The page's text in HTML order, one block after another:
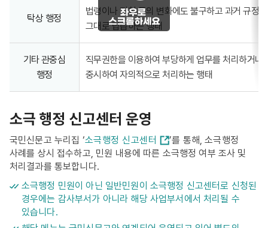
탁상 행정
법령이나 지침 등의 변화에도 불구하고 과거 규정
그대로 답습하는 행태
기타 관중심
행정
직무권한을 이용하여 부당하게 업무를 처리하거
중시하여 자의적으로 처리하는 행태
소극 행정 신고센터 운영
국민신문고 누리집 ‘소극행정 신고센터
’를 통해, 소극행정
사례를 상시 접수하고, 민원 내용에 따른 소극행정 여부 조사 및
처리결과를 통보합니다.
소극행정 민원이 아닌 일반민원이 소극행정 신고센터로 신청된
경우에는 감사부서가 아니라 해당 사업부서에서 처리될 수
있습니다.